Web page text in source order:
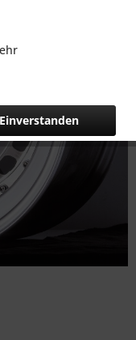
Einverstanden